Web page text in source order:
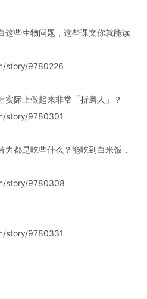
这些生物问题，这些课文你就能读
story/9780226
实际上做起来非常「折磨人」？
story/9780301
都是吃些什么？能吃到白米饭，
story/9780308
story/9780331